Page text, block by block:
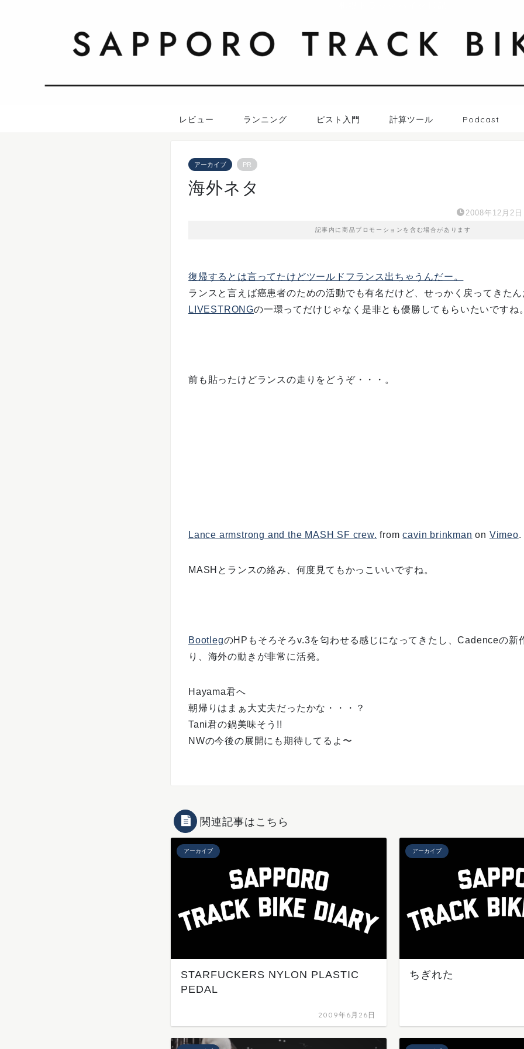
レビュー ランニング ピスト入門 計算ツール Podcast
アーカイブ PR
海外ネタ
2008年12月2日
記事内に商品プロモーションを含む場合があります
復帰するとは言ってたけどツールドフランス出ちゃうんだー。
ランスと言えば癌患者のための活動でも有名だけど、せっかく戻ってきたん
LIVESTRONGの一環ってだけじゃなく是非とも優勝してもらいたいですね。
前も貼ったけどランスの走りをどうぞ・・・。
Lance armstrong and the MASH SF crew. fromcavin brinkman on Vimeo.
MASHとランスの絡み、何度見てもかっこいいですね。
BootlegのHPもそろそろv.3を匂わせる感じになってきたし、Cadenceの新
り、海外の動きが非常に活発。
Hayama君へ
朝帰りはまぁ大丈夫だったかな・・・？
Tani君の鍋美味そう!!
NWの今後の展開にも期待してるよ〜
関連記事はこちら
アーカイブ
STARFUCKERS NYLON PLASTIC
PEDAL
2009年6月26日
アーカイブ
ちぎれた